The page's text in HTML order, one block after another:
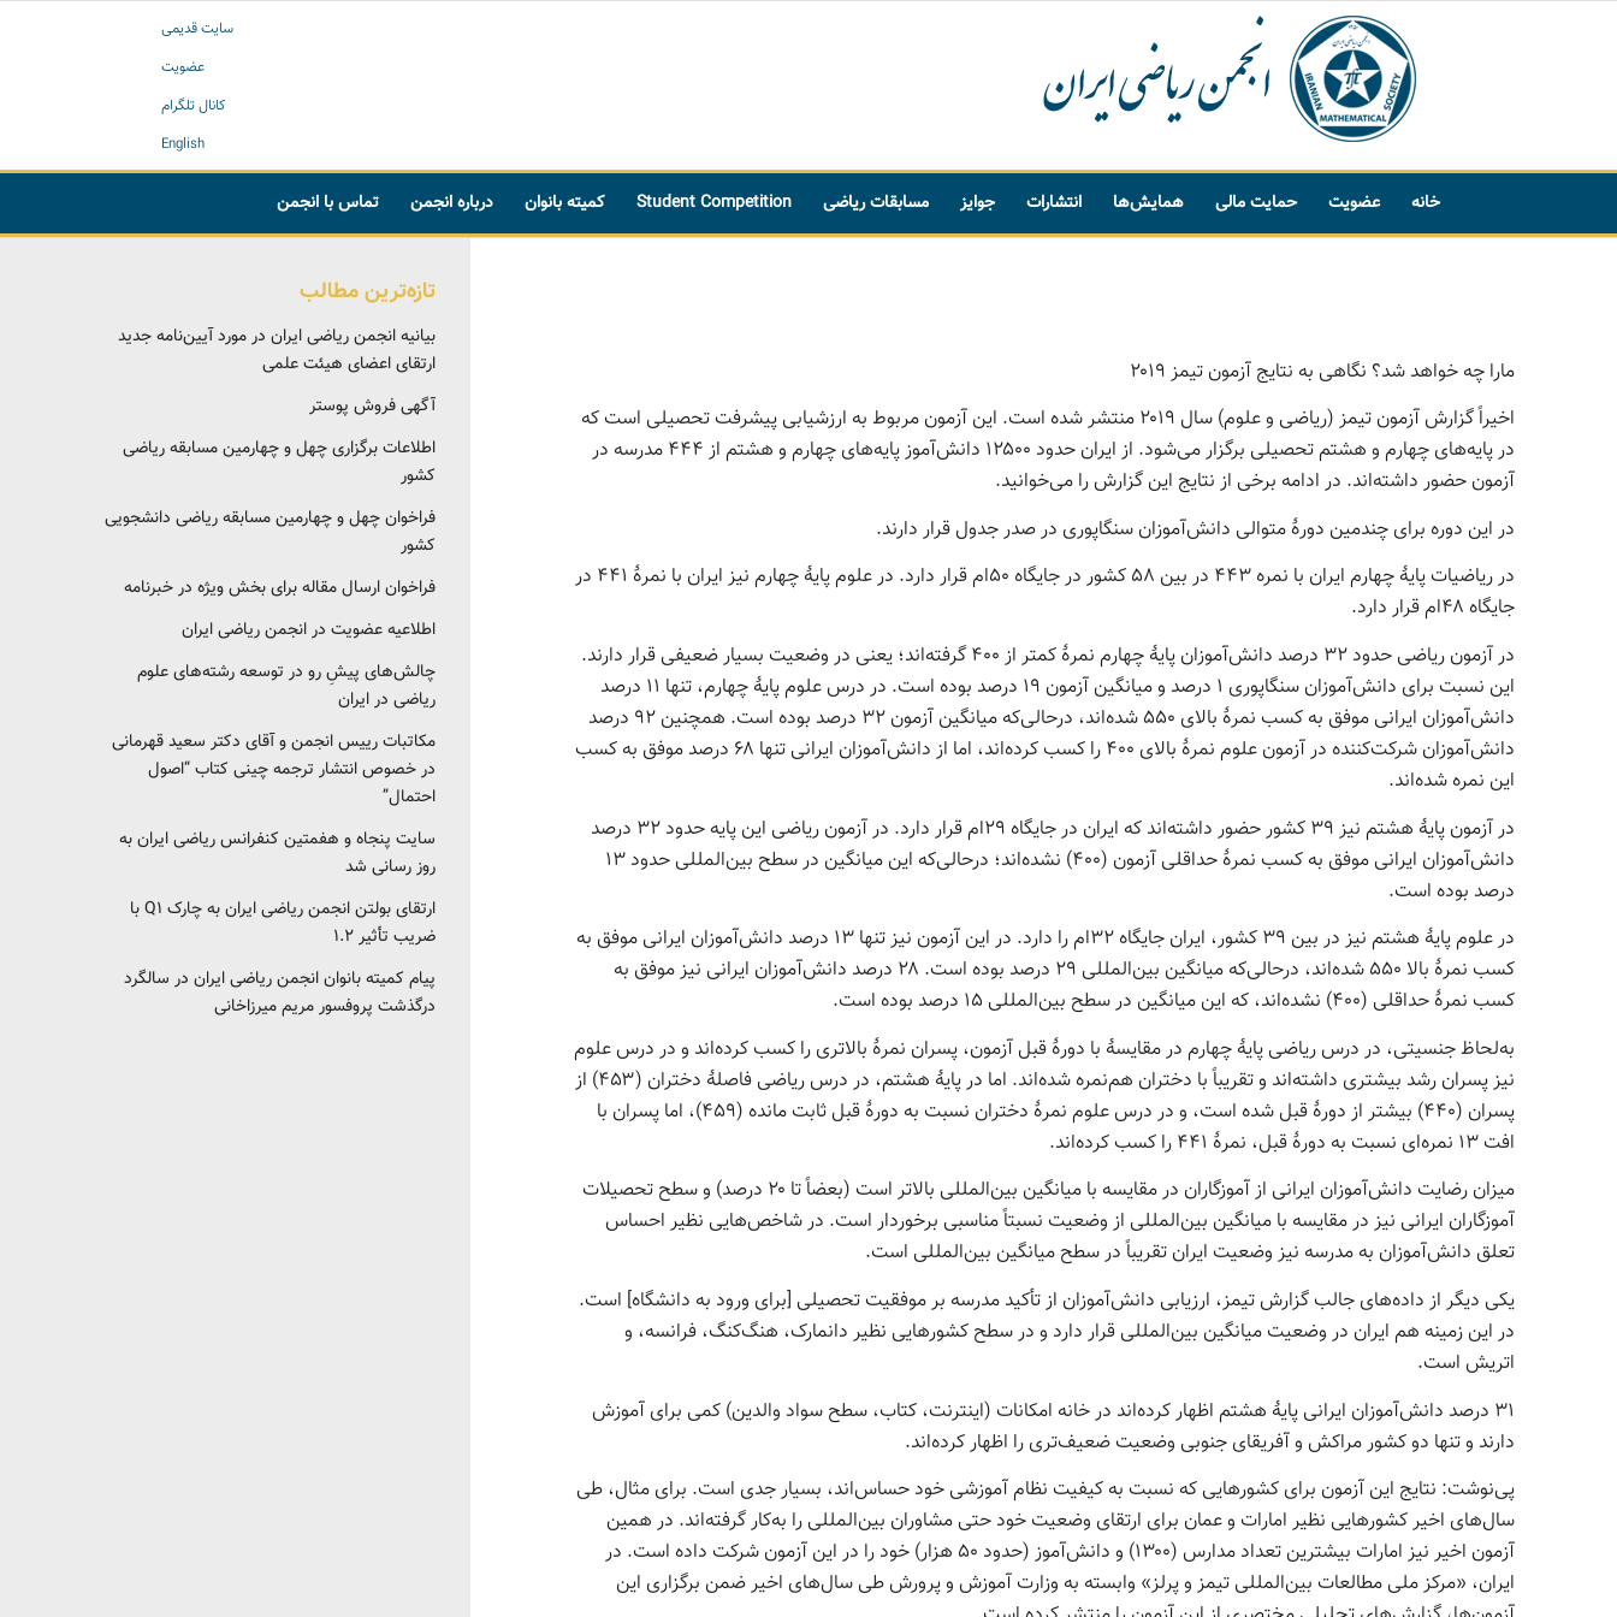
سایت قدیمی
عضویت
کانال تلگرام
English
خانه عضویت حمایت مالی همایش‌ها انتشارات جوایز مسابقات ریاضی Student Competition کمیته بانوان درباره انجمن تماس با انجمن
مارا چه خواهد شد؟ نگاهی به نتایج آزمون تیمز ۲۰۱۹
اخیراً گزارش آزمون تیمز (ریاضی و علوم) سال ۲۰۱۹ منتشر شده است. این آزمون مربوط به ارزشیابی پیشرفت تحصیلی است که
در پایه‌های چهارم و هشتم تحصیلی برگزار می‌شود. از ایران حدود ۱۲۵۰۰ دانش‌آموز پایه‌های چهارم و هشتم از ۴۴۴ مدرسه در
آزمون حضور داشته‌اند. در ادامه برخی از نتایج این گزارش را می‌خوانید.
در این دوره برای چندمین دورۀ متوالی دانش‌آموزان سنگاپوری در صدر جدول قرار دارند.
در ریاضیات پایۀ چهارم ایران با نمره ۴۴۳ در بین ۵۸ کشور در جایگاه ۵۰ام قرار دارد. در علوم پایۀ چهارم نیز ایران با نمرۀ ۴۴۱ در
جایگاه ۴۸ام قرار دارد.
در آزمون ریاضی حدود ۳۲ درصد دانش‌آموزان پایۀ چهارم نمرۀ کمتر از ۴۰۰ گرفته‌اند؛ یعنی در وضعیت بسیار ضعیفی قرار دارند.
این نسبت برای دانش‌آموزان سنگاپوری ۱ درصد و میانگین آزمون ۱۹ درصد بوده است. در درس علوم پایۀ چهارم، تنها ۱۱ درصد
دانش‌آموزان ایرانی موفق به کسب نمرۀ بالای ۵۵۰ شده‌اند، درحالی‌که میانگین آزمون ۳۲ درصد بوده است. همچنین ۹۲ درصد
دانش‌آموزان شرکت‌کننده در آزمون علوم نمرۀ بالای ۴۰۰ را کسب کرده‌اند، اما از دانش‌آموزان ایرانی تنها ۶۸ درصد موفق به کسب
این نمره شده‌اند.
در آزمون پایۀ هشتم نیز ۳۹ کشور حضور داشته‌اند که ایران در جایگاه ۲۹ام قرار دارد. در آزمون ریاضی این پایه حدود ۳۲ درصد
دانش‌آموزان ایرانی موفق به کسب نمرۀ حداقلی آزمون (۴۰۰) نشده‌اند؛ درحالی‌که این میانگین در سطح بین‌المللی حدود ۱۳
درصد بوده است.
در علوم پایۀ هشتم نیز در بین ۳۹ کشور، ایران جایگاه ۳۲ام را دارد. در این آزمون نیز تنها ۱۳ درصد دانش‌آموزان ایرانی موفق به
کسب نمرۀ بالا ۵۵۰ شده‌اند، درحالی‌که میانگین بین‌المللی ۲۹ درصد بوده است. ۲۸ درصد دانش‌آموزان ایرانی نیز موفق به
کسب نمرۀ حداقلی (۴۰۰) نشده‌اند، که این میانگین در سطح بین‌المللی ۱۵ درصد بوده است.
به‌لحاظ جنسیتی، در درس ریاضی پایۀ چهارم در مقایسۀ با دورۀ قبل آزمون، پسران نمرۀ بالاتری را کسب کرده‌اند و در درس علوم
نیز پسران رشد بیشتری داشته‌اند و تقریباً با دختران هم‌نمره شده‌اند. اما در پایۀ هشتم، در درس ریاضی فاصلۀ دختران (۴۵۳) از
پسران (۴۴۰) بیشتر از دورۀ قبل شده است، و در درس علوم نمرۀ دختران نسبت به دورۀ قبل ثابت مانده (۴۵۹)، اما پسران با
افت ۱۳ نمره‌ای نسبت به دورۀ قبل، نمرۀ ۴۴۱ را کسب کرده‌اند.
میزان رضایت دانش‌آموزان ایرانی از آموزگاران در مقایسه با میانگین بین‌المللی بالاتر است (بعضاً تا ۲۰ درصد) و سطح تحصیلات
آموزگاران ایرانی نیز در مقایسه با میانگین بین‌المللی از وضعیت نسبتاً مناسبی برخوردار است. در شاخص‌هایی نظیر احساس
تعلق دانش‌آموزان به مدرسه نیز وضعیت ایران تقریباً در سطح میانگین بین‌المللی است.
یکی دیگر از داده‌های جالب گزارش تیمز، ارزیابی دانش‌آموزان از تأکید مدرسه بر موفقیت تحصیلی [برای ورود به دانشگاه] است.
در این زمینه هم ایران در وضعیت میانگین بین‌المللی قرار دارد و در سطح کشورهایی نظیر دانمارک، هنگ‌کنگ، فرانسه، و
اتریش است.
۳۱ درصد دانش‌آموزان ایرانی پایۀ هشتم اظهار کرده‌اند در خانه امکانات (اینترنت، کتاب، سطح سواد والدین) کمی برای آموزش
دارند و تنها دو کشور مراکش و آفریقای جنوبی وضعیت ضعیف‌تری را اظهار کرده‌اند.
پی‌نوشت: نتایج این آزمون برای کشورهایی که نسبت به کیفیت نظام آموزشی خود حساس‌اند، بسیار جدی است. برای مثال، طی
سال‌های اخیر کشورهایی نظیر امارات و عمان برای ارتقای وضعیت خود حتی مشاوران بین‌المللی را به‌کار گرفته‌اند. در همین
آزمون اخیر نیز امارات بیشترین تعداد مدارس (۱۳۰۰) و دانش‌آموز (حدود ۵۰ هزار) خود را در این آزمون شرکت داده است. در
ایران، «مرکز ملی مطالعات بین‌المللی تیمز و پرلز» وابسته به وزارت آموزش و پرورش طی سال‌های اخیر ضمن برگزاری این
تازه‌ترین مطالب
بیانیه انجمن ریاضی ایران در مورد آیین‌نامه جدید
ارتقای اعضای هیئت علمی
آگهی فروش پوستر
اطلاعات برگزاری چهل و چهارمین مسابقه ریاضی
کشور
فراخوان چهل و چهارمین مسابقه ریاضی دانشجویی
کشور‎‎
فراخوان ارسال مقاله برای بخش ویژه در خبرنامه
اطلاعیه عضویت در انجمن ریاضی ایران
چالش‌های پیشِ رو در توسعه رشته‌های علوم
ریاضی در ایران
مکاتبات رییس انجمن و آقای دکتر سعید قهرمانی
در خصوص انتشار ترجمه چینی کتاب “اصول
احتمال”
سایت پنجاه و هفمتین کنفرانس ریاضی ایران به
روز رسانی شد
ارتقای بولتن انجمن ریاضی ایران به چارک Q1 با
ضریب تأثیر ۱.۲
پیام کمیته بانوان انجمن ریاضی ایران در سالگرد
درگذشت پروفسور مریم میرزاخانی